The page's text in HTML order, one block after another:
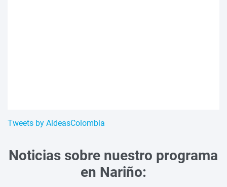
Tweets by AldeasColombia
Noticias sobre nuestro programa
en Nariño: